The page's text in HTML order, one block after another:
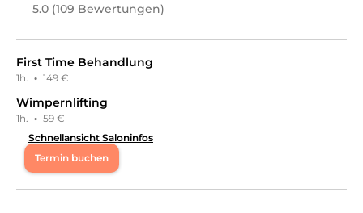
5.0 (109 Bewertungen)
First Time Behandlung
1h. · 149 €
Wimpernlifting
1h. · 59 €
Schnellansicht Saloninfos
Termin buchen
Mo 09:30 - 18:00